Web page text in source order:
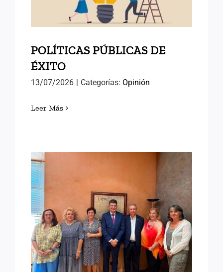
POLÍTICAS PÚBLICAS DE
ÉXITO
13/07/2026 | Categorías: Opinión
Leer Más
AVANZANDO HACIA EL
SEMINARIO
INTERNACIONAL DE
ANTIGUOS ALUMNOS DEL
INAP